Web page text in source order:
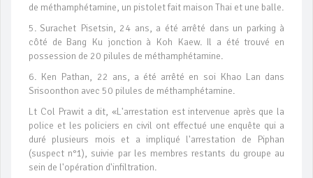
de méthamphétamine, un pistolet fait maison Thai et une balle.
5. Surachet Pisetsin, 24 ans, a été arrêté dans un parking à
côté de Bang Ku jonction à Koh Kaew. Il a été trouvé en
possession de 20 pilules de méthamphétamine.
6. Ken Pathan, 22 ans, a été arrêté en soi Khao Lan dans
Srisoonthon avec 50 pilules de méthamphétamine.
Lt Col Prawit a dit, «L'arrestation est intervenue après que la
police et les policiers en civil ont effectué une enquête qui a
duré plusieurs mois et a impliqué l'arrestation de Piphan
(suspect n°1), suivie par les membres restants du groupe au
sein de l'opération d'infiltration.